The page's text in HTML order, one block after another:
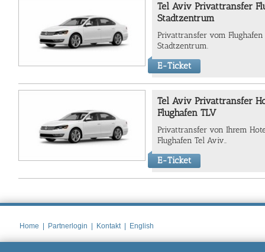
Tel Aviv Privattransfer
Stadtzentrum
Privattransfer vom
Stadtzentrum.
E-Ticket
Tel Aviv Privattransfer
Flughafen TLV
Privattransfer von Ihrem
Flughafen Tel Aviv..
E-Ticket
Home Partnerlogin Kontakt English